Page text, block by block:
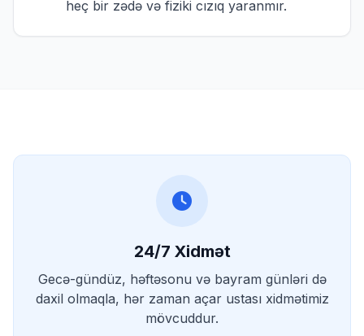
heç bir zədə və fiziki cızıq yaranmır.
24/7 Xidmət
Gecə-gündüz, həftəsonu və bayram günləri də
daxil olmaqla, hər zaman açar ustası xidmətimiz
mövcuddur.